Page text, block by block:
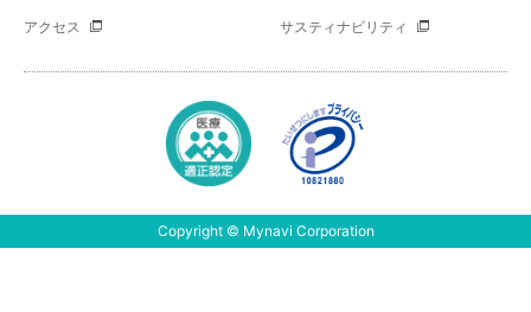
アクセス サスティナビリティ
Copyright © Mynavi Corporation